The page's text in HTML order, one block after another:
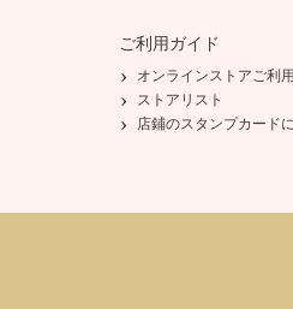
ご利用ガイド
オンラインストアご利
ストアリスト
店鋪のスタンプカード